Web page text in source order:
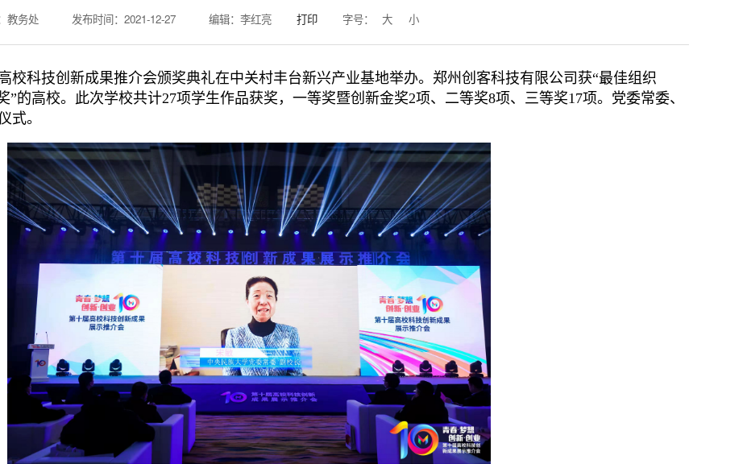
教务处 发布时间：2021-12-27 编辑：李红亮 打印 字号： 大 小
校科技创新成果推介会颁奖典礼在中关村丰台新兴产业基地举办。郑州创客科技有限公司获“最佳组织
”的高校。此次学校共计27项学生作品获奖，一等奖暨创新金奖2项、二等奖8项、三等奖17项。党委常委、
式。